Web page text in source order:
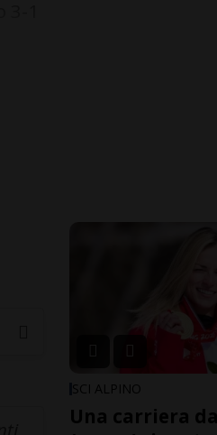
SCI ALPINO
Una carriera da